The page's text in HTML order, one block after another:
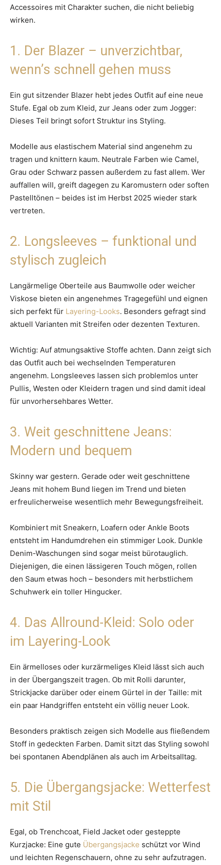
Accessoires mit Charakter suchen, die nicht beliebig
wirken.
1. Der Blazer – unverzichtbar,
wenn’s schnell gehen muss
Ein gut sitzender Blazer hebt jedes Outfit auf eine neue
Stufe. Egal ob zum Kleid, zur Jeans oder zum Jogger:
Dieses Teil bringt sofort Struktur ins Styling.
Modelle aus elastischem Material sind angenehm zu
tragen und knittern kaum. Neutrale Farben wie Camel,
Grau oder Schwarz passen außerdem zu fast allem. Wer
auffallen will, greift dagegen zu Karomustern oder soften
Pastelltönen – beides ist im Herbst 2025 wieder stark
vertreten.
2. Longsleeves – funktional und
stylisch zugleich
Langärmelige Oberteile aus Baumwolle oder weicher
Viskose bieten ein angenehmes Tragegefühl und eignen
sich perfekt für Layering-Looks. Besonders gefragt sind
aktuell Varianten mit Streifen oder dezenten Texturen.
Wichtig: Auf atmungsaktive Stoffe achten. Dann zeigt sich
das Outfit auch bei wechselnden Temperaturen
angenehm. Longsleeves lassen sich problemlos unter
Pullis, Westen oder Kleidern tragen und sind damit ideal
für unvorhersehbares Wetter.
3. Weit geschnittene Jeans:
Modern und bequem
Skinny war gestern. Gerade oder weit geschnittene
Jeans mit hohem Bund liegen im Trend und bieten
erfreulicherweise wesentlich mehr Bewegungsfreiheit.
Kombiniert mit Sneakern, Loafern oder Ankle Boots
entsteht im Handumdrehen ein stimmiger Look. Dunkle
Denim-Waschungen sind sogar meist bürotauglich.
Diejenigen, die einen lässigeren Touch mögen, rollen
den Saum etwas hoch – besonders mit herbstlichem
Schuhwerk ein toller Hingucker.
4. Das Allround-Kleid: Solo oder
im Layering-Look
Ein ärmelloses oder kurzärmeliges Kleid lässt sich auch
in der Übergangszeit tragen. Ob mit Rolli darunter,
Strickjacke darüber oder einem Gürtel in der Taille: mit
ein paar Handgriffen entsteht ein völlig neuer Look.
Besonders praktisch zeigen sich Modelle aus fließendem
Stoff in gedeckten Farben. Damit sitzt das Styling sowohl
bei spontanen Abendplänen als auch im Arbeitsalltag.
5. Die Übergangsjacke: Wetterfest
mit Stil
Egal, ob Trenchcoat, Field Jacket oder gesteppte
Kurzjacke: Eine gute Übergangsjacke schützt vor Wind
und leichten Regenschauern, ohne zu sehr aufzutragen.